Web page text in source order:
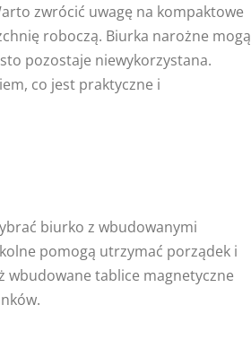
zwrócić uwagę na kompaktowe
roboczą. Biurka narożne mogą
pozostaje niewykorzystana.
co jest praktyczne i
biurko z wbudowanymi
pomogą utrzymać porządek i
wbudowane tablice magnetyczne